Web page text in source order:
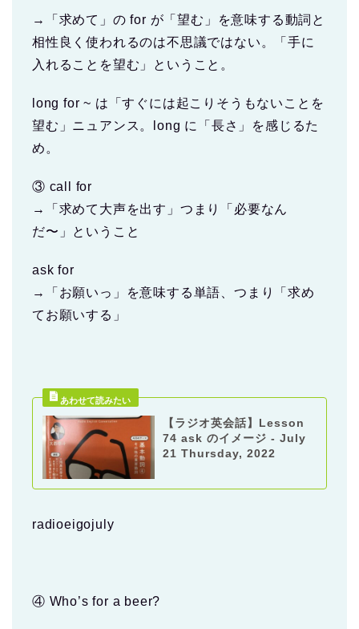
→「求めて」の for が「望む」を意味する動詞と
相性良く使われるのは不思議ではない。「手に
入れることを望む」ということ。
long for ~ は「すぐには起こりそうもないことを
望む」ニュアンス。long に「長さ」を感じるた
め。
③ call for
→「求めて大声を出す」つまり「必要なん
だ〜」ということ
ask for
→「お願いっ」を意味する単語、つまり「求め
てお願いする」
【ラジオ英会話】Lesson
74 ask のイメージ - July
21 Thursday, 2022
radioeigojuly
④ Who’s for a beer?